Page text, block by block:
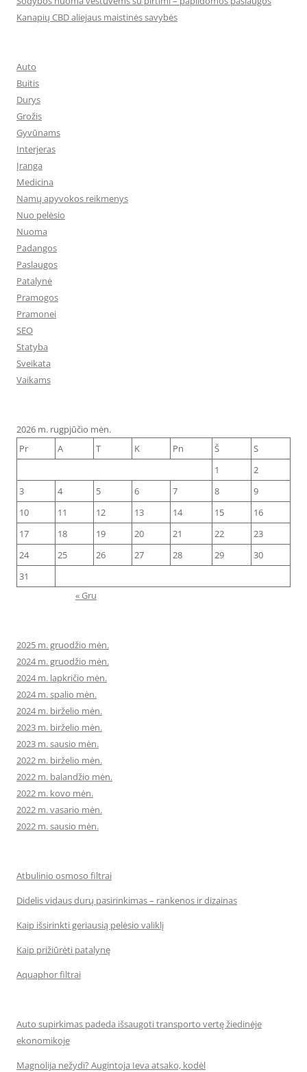
Kanapių CBD aliejaus maistinės savybės
Auto
Buitis
Durys
Grožis
Gyvūnams
Interjeras
Įranga
Medicina
Namų apyvokos reikmenys
Nuo pelėsio
Nuoma
Padangos
Paslaugos
Patalynė
Pramogos
Pramonei
SEO
Statyba
Sveikata
Vaikams
2026 m. rugpjūčio mėn.
Pr
A T K Pn Š
S
1
2
3
4 5 6 7 8
9
10
11 12 13 14 15
16
17
18 19 20 21 22
23
24
25 26 27 28 29
30
31
« Gru
2025 m. gruodžio mėn.
2024 m. gruodžio mėn.
2024 m. lapkričio mėn.
2024 m. spalio mėn.
2024 m. birželio mėn.
2023 m. birželio mėn.
2023 m. sausio mėn.
2022 m. birželio mėn.
2022 m. balandžio mėn.
2022 m. kovo mėn.
2022 m. vasario mėn.
2022 m. sausio mėn.
Atbulinio osmoso filtrai
Didelis vidaus durų pasirinkimas – rankenos ir dizainas
Kaip išsirinkti geriausią pelėsio valiklį
Kaip prižiūrėti patalynę
Aquaphor filtrai
Auto supirkimas padeda išsaugoti transporto vertę žiedinėje
ekonomikoje
Magnolija nežydi? Augintoja Ieva atsako, kodėl